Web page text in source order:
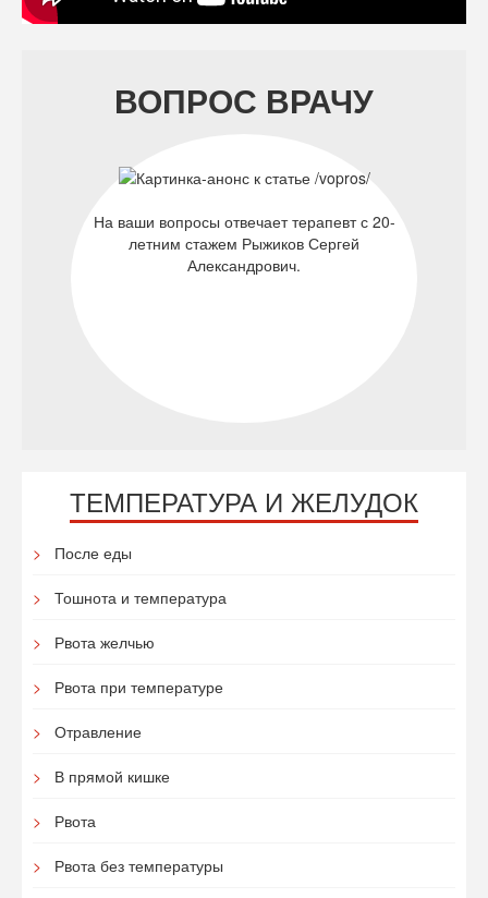
ВОПРОС ВРАЧУ
На ваши вопросы отвечает терапевт с 20-
летним стажем Рыжиков Сергей
Александрович.
ТЕМПЕРАТУРА И ЖЕЛУДОК
После еды
Тошнота и температура
Рвота желчью
Рвота при температуре
Отравление
В прямой кишке
Рвота
Рвота без температуры